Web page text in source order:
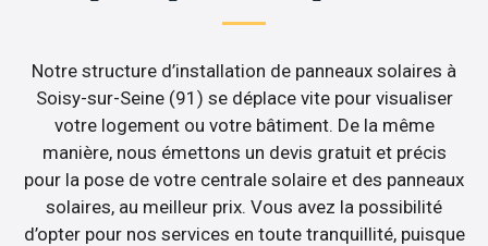
Notre structure d’installation de panneaux solaires à
Soisy-sur-Seine (91) se déplace vite pour visualiser
votre logement ou votre bâtiment. De la même
manière, nous émettons un devis gratuit et précis
pour la pose de votre centrale solaire et des panneaux
solaires, au meilleur prix. Vous avez la possibilité
d’opter pour nos services en toute tranquillité, puisque